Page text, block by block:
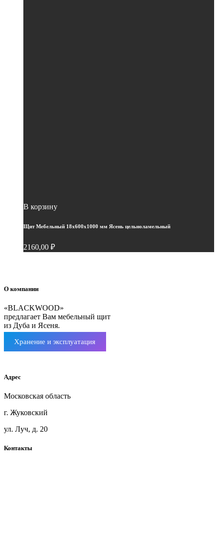
В корзину
Щит Мебельный 18х600х1000 мм Ясень цельноламельный
2160,00 ₽
О компании
«BLACKWOOD»
предлагает Вам мебельный щит
из Дуба и Ясеня.
Хранение и эксплуатация
Адрес
Московская область
г. Жуковский
ул. Луч, д. 20
Контакты